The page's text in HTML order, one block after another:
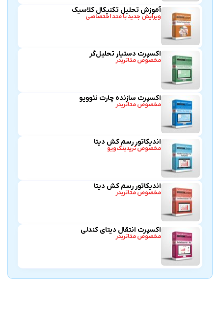
آموزش تحلیل تکنیکال کلاسیک
ویرایش جدید با متد اختصاصی
اکسپرت دستیار تحلیل‌گر
مخصوص متاتریدر
اکسپرت سازنده چارت نئوویو
مخصوص متاتریدر
اندیکاتور رسم کش دیتا
مخصوص تریدینگ‌ویو
اندیکاتور رسم کش دیتا
مخصوص متاتریدر
اکسپرت انتقال دیتای کندلی
مخصوص متاتریدر